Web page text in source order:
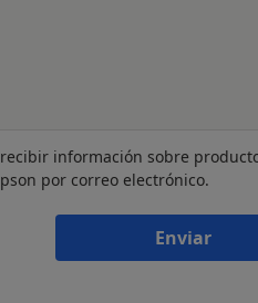
información sobre
por correo electrónico.
Enviar